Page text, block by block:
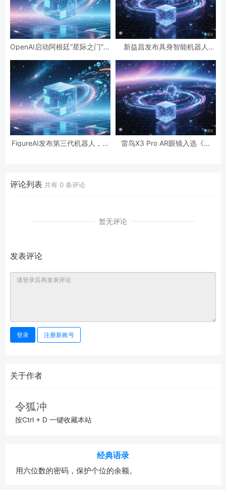
OpenAI启动阿根廷“星际之门”项
新益昌发布具身智能机器人
FigureAI发布第三代机器人，演
雷鸟X3 Pro AR眼镜入选《时
评论列表 共有 0 条评论
暂无评论
发表评论
登录 注册新账号
关于作者
令狐冲
按Ctrl + D 一键收藏本站
经典语录
用六位数的密码，保护个位的余额。